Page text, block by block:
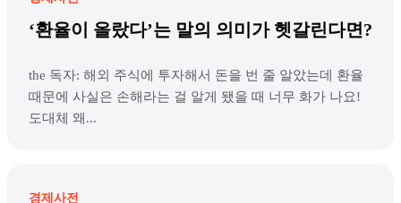
‘환율이 올랐다’는 말의 의미가 헷갈린다면?
the 독자: 해외 주식에 투자해서 돈을 번 줄 알았는데 환율
때문에 사실은 손해라는 걸 알게 됐을 때 너무 화가 나요!
도대체 왜...
경제사전